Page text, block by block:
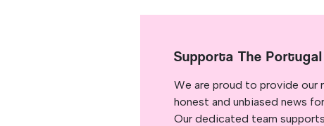
Supporta The Portugal
We are proud to provide our
honest and unbiased news
Our dedicated team